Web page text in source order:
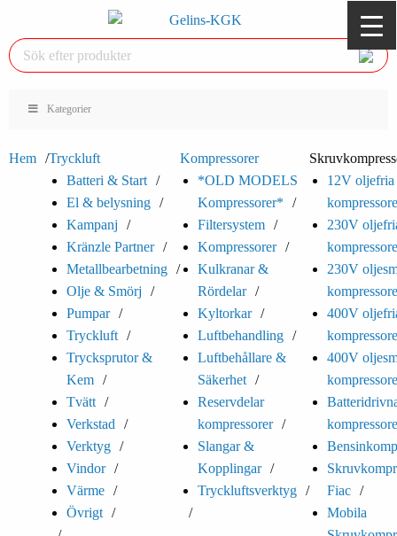
Kategorier
Hem
Tryckluft
Batteri & Start
El & belysning
Kampanj
Kränzle Partner
Metallbearbetning
Olje & Smörj
Pumpar
Tryckluft
Trycksprutor &
Kem
Tvätt
Verkstad
Verktyg
Vindor
Värme
Övrigt
Kompressorer
*OLD MODELS
Kompressorer*
Filtersystem
Kompressorer
Kulkranar &
Rördelar
Kyltorkar
Luftbehandling
Luftbehållare &
Säkerhet
Reservdelar
kompressorer
Slangar &
Kopplingar
Tryckluftsverktyg
12V oljefria
230V
230V
400V
400V
Fiac
Mobila